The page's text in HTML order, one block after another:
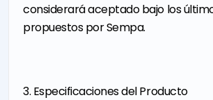
considerará aceptado bajo los
propuestos por Sempa.
3. Especificaciones del Producto